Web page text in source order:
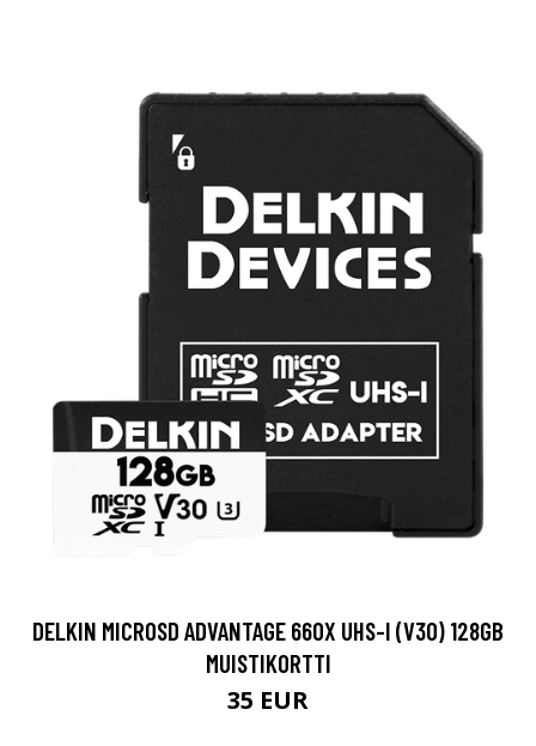
DELKIN MICROSD ADVANTAGE 660X UHS-I (V30) 128GB
MUISTIKORTTI
35 EUR